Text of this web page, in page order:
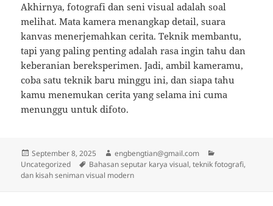
Akhirnya, fotografi dan seni visual adalah soal
melihat. Mata kamera menangkap detail, suara
kanvas menerjemahkan cerita. Teknik membantu,
tapi yang paling penting adalah rasa ingin tahu dan
keberanian bereksperimen. Jadi, ambil kameramu,
coba satu teknik baru minggu ini, dan siapa tahu
kamu menemukan cerita yang selama ini cuma
menunggu untuk difoto.
Posted
on
September 8, 2025 Author
engbengtian@gmail.com
Uncategorized
Tags
Bahasan seputar karya visual, teknik fotografi,
dan kisah seniman visual modern